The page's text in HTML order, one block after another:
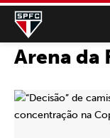
Arena da